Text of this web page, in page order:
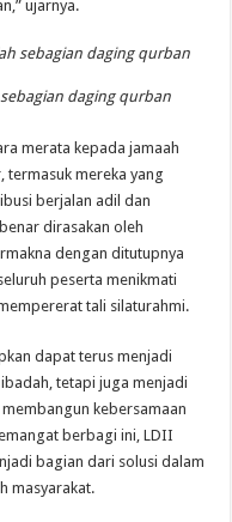
ujarnya.
daging qurban
merata kepada jamaah
termasuk mereka yang
berjalan adil dan
dirasakan oleh
dengan ditutupnya
peserta menikmati
tali silaturahmi.
dapat terus menjadi
tetapi juga menjadi
kebersamaan
berbagi ini, LDII
bagian dari solusi dalam
masyarakat.